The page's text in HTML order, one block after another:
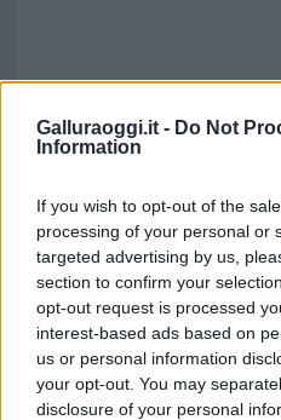
Galluraoggi.it - Do Not
Information
If you wish to opt-out of the
processing of your personal or
targeted advertising by us,
section to confirm your
opt-out request is processed
interest-based ads based on
us or personal information
your opt-out. You may
disclosure of your personal